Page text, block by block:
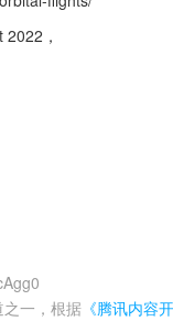
，
一，根据 《腾讯内容